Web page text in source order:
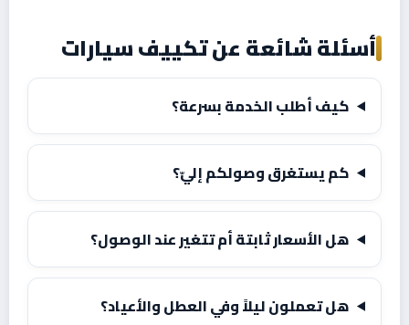
أسئلة شائعة عن تكييف سيارات
كيف أطلب الخدمة بسرعة؟
كم يستغرق وصولكم إليّ؟
هل الأسعار ثابتة أم تتغير عند الوصول؟
هل تعملون ليلاً وفي العطل والأعياد؟